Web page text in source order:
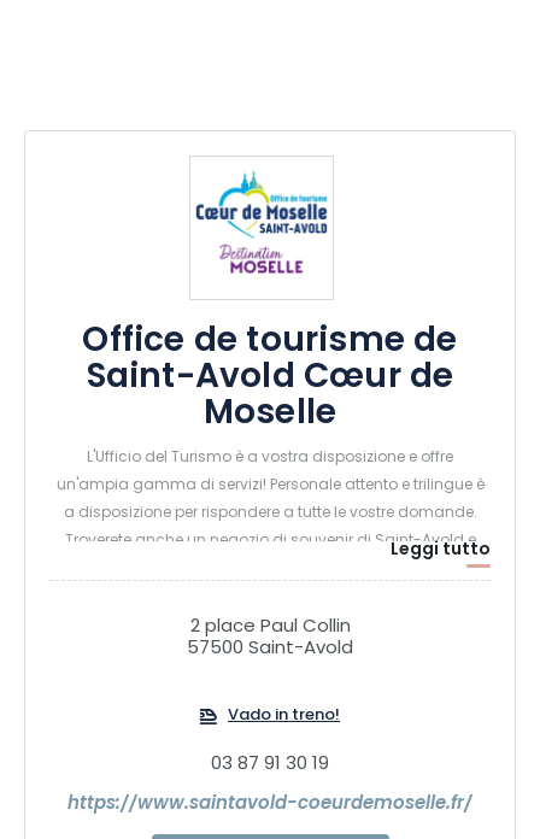
Office de tourisme de
Saint-Avold Cœur de
Moselle
L'Ufficio del Turismo è a vostra disposizione e offre
un'ampia gamma di servizi! Personale attento e trilingue è
a disposizione per rispondere a tutte le vostre domande.
Troverete anche un negozio di souvenir di Saint-Avold e
della Lorena. Informazioni turistiche locali, dipartimentali,
parchi di divertimento, eventi, attività culturali, sportive e di
svago per voi e i vostri bambini...
Leggi tutto
2 place Paul Collin
57500 Saint-Avold
Vado in treno!
03 87 91 30 19
https://www.saintavold-coeurdemoselle.fr/